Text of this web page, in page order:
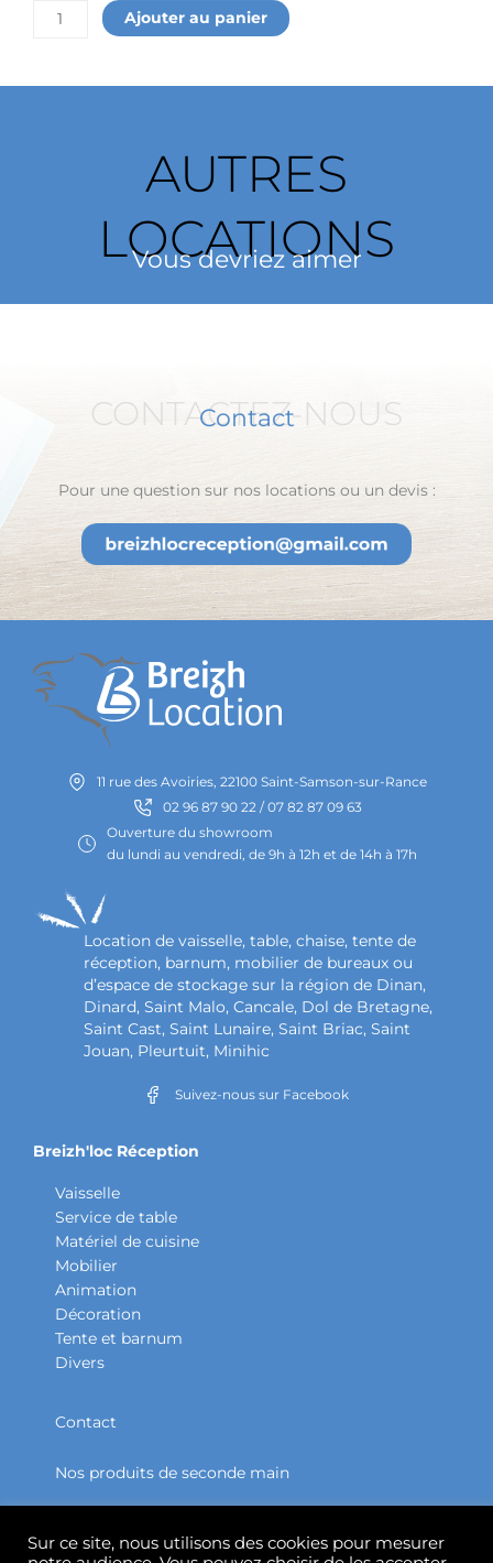
quantité
Ajouter au panier
AUTRES
LOCATIONS
Vous devriez aimer
CONTACTEZ-NOUS
Contact
Pour une question sur nos locations ou un devis :
11 rue des Avoiries, 22100 Saint-Samson-sur-Rance
02 96 87 90 22 / 07 82 87 09 63
Ouverture du showroom
du lundi au vendredi, de 9h à 12h et de 14h à 17h
Location de vaisselle, table, chaise, tente de
réception, barnum, mobilier de bureaux ou
d’espace de stockage sur la région de Dinan,
Dinard, Saint Malo, Cancale, Dol de Bretagne,
Saint Cast, Saint Lunaire, Saint Briac, Saint
Jouan, Pleurtuit, Minihic
Suivez-nous sur Facebook
Breizh'loc Réception
Vaisselle
Service de table
Matériel de cuisine
Mobilier
Animation
Décoration
Tente et barnum
Divers
Contact
Nos produits de seconde main
Sur ce site, nous utilisons des cookies pour mesurer